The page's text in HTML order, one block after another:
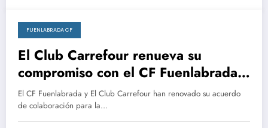
marzo 4, 2026
FUENLABRADA CF
El Club Carrefour renueva su
compromiso con el CF Fuenlabrada
para una temporada más.
El CF Fuenlabrada y El Club Carrefour han renovado su acuerdo
de colaboración para la…